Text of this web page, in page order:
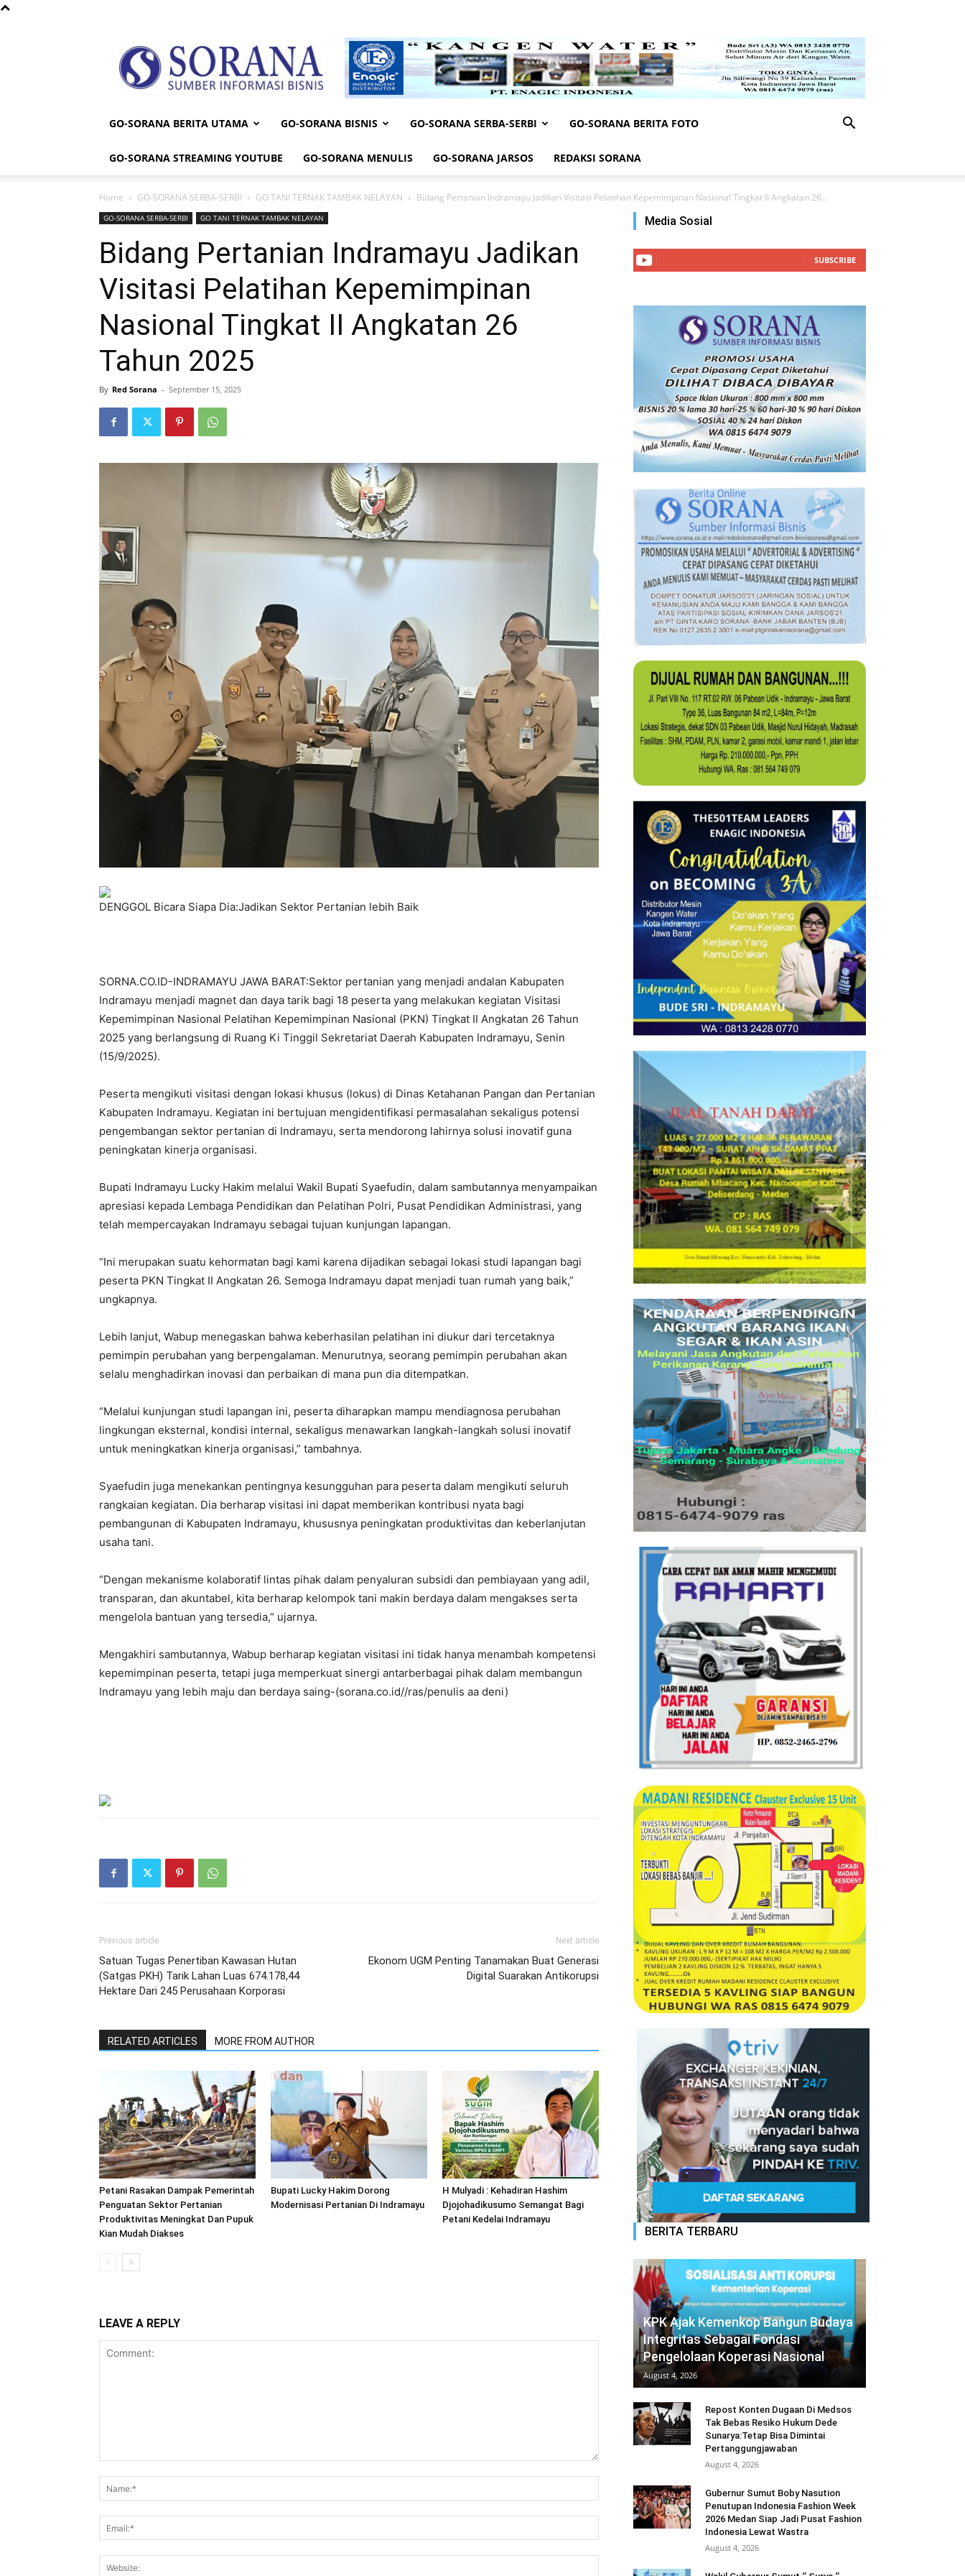
Sorana
GO-SORANA BERITA UTAMA GO-SORANA BISNIS GO-SORANA SERBA-SERBI GO-SORANA BERITA FOTO
GO-SORANA STREAMING YOUTUBE GO-SORANA MENULIS GO-SORANA JARSOS REDAKSI SORANA
Home GO-SORANA SERBA-SERBI GO TANI TERNAK TAMBAK NELAYAN Bidang Pertanian Indramayu Jadikan Visitasi Pelatihan Kepemimpinan Nasional Tingkat II Angkatan 26...
GO-SORANA SERBA-SERBI GO TANI TERNAK TAMBAK NELAYAN
Bidang Pertanian Indramayu Jadikan
Visitasi Pelatihan Kepemimpinan
Nasional Tingkat II Angkatan 26
Tahun 2025
By Red Sorana - September 15, 2025
DENGGOL Bicara Siapa Dia:Jadikan Sektor Pertanian lebih Baik
SORNA.CO.ID-INDRAMAYU JAWA BARAT:Sektor pertanian yang menjadi andalan Kabupaten
Indramayu menjadi magnet dan daya tarik bagi 18 peserta yang melakukan kegiatan Visitasi
Kepemimpinan Nasional Pelatihan Kepemimpinan Nasional (PKN) Tingkat II Angkatan 26 Tahun
2025 yang berlangsung di Ruang Ki Tinggil Sekretariat Daerah Kabupaten Indramayu, Senin
(15/9/2025).
Peserta mengikuti visitasi dengan lokasi khusus (lokus) di Dinas Ketahanan Pangan dan Pertanian
Kabupaten Indramayu. Kegiatan ini bertujuan mengidentifikasi permasalahan sekaligus potensi
pengembangan sektor pertanian di Indramayu, serta mendorong lahirnya solusi inovatif guna
peningkatan kinerja organisasi.
Bupati Indramayu Lucky Hakim melalui Wakil Bupati Syaefudin, dalam sambutannya menyampaikan
apresiasi kepada Lembaga Pendidikan dan Pelatihan Polri, Pusat Pendidikan Administrasi, yang
telah mempercayakan Indramayu sebagai tujuan kunjungan lapangan.
“Ini merupakan suatu kehormatan bagi kami karena dijadikan sebagai lokasi studi lapangan bagi
peserta PKN Tingkat II Angkatan 26. Semoga Indramayu dapat menjadi tuan rumah yang baik,”
ungkapnya.
Lebih lanjut, Wabup menegaskan bahwa keberhasilan pelatihan ini diukur dari tercetaknya
pemimpin perubahan yang berpengalaman. Menurutnya, seorang pemimpin perubahan akan
selalu menghadirkan inovasi dan perbaikan di mana pun dia ditempatkan.
“Melalui kunjungan studi lapangan ini, peserta diharapkan mampu mendiagnosa perubahan
lingkungan eksternal, kondisi internal, sekaligus menawarkan langkah-langkah solusi inovatif
untuk meningkatkan kinerja organisasi,” tambahnya.
Syaefudin juga menekankan pentingnya kesungguhan para peserta dalam mengikuti seluruh
rangkaian kegiatan. Dia berharap visitasi ini dapat memberikan kontribusi nyata bagi
pembangunan di Kabupaten Indramayu, khususnya peningkatan produktivitas dan keberlanjutan
usaha tani.
“Dengan mekanisme kolaboratif lintas pihak dalam penyaluran subsidi dan pembiayaan yang adil,
transparan, dan akuntabel, kita berharap kelompok tani makin berdaya dalam mengakses serta
mengelola bantuan yang tersedia,” ujarnya.
Mengakhiri sambutannya, Wabup berharap kegiatan visitasi ini tidak hanya menambah kompetensi
kepemimpinan peserta, tetapi juga memperkuat sinergi antarberbagai pihak dalam membangun
Indramayu yang lebih maju dan berdaya saing-(sorana.co.id//ras/penulis aa deni)
Previous article
Satuan Tugas Penertiban Kawasan Hutan
(Satgas PKH) Tarik Lahan Luas 674.178,44
Hektare Dari 245 Perusahaan Korporasi
Next article
Ekonom UGM Penting Tanamakan Buat Generasi
Digital Suarakan Antikorupsi
RELATED ARTICLES MORE FROM AUTHOR
Petani Rasakan Dampak Pemerintah
Penguatan Sektor Pertanian
Produktivitas Meningkat Dan Pupuk
Kian Mudah Diakses
Bupati Lucky Hakim Dorong
Modernisasi Pertanian Di Indramayu
H Mulyadi : Kehadiran Hashim
Djojohadikusumo Semangat Bagi
Petani Kedelai Indramayu
LEAVE A REPLY
Media Sosial
SUBSCRIBE
BERITA TERBARU
KPK Ajak Kemenkop Bangun Budaya
Integritas Sebagai Fondasi
Pengelolaan Koperasi Nasional
August 4, 2026
Repost Konten Dugaan Di Medsos
Tak Bebas Resiko Hukum Dede
Sunarya:Tetap Bisa Dimintai
Pertanggungjawaban
August 4, 2026
Gubernur Sumut Boby Nasution
Penutupan Indonesia Fashion Week
2026 Medan Siap Jadi Pusat Fashion
Indonesia Lewat Wastra
August 4, 2026